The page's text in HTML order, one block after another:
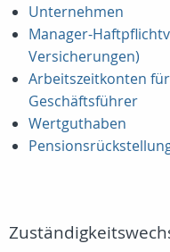
Unternehmen
Manager-
Versicherungen)
Arbeitszeitkonten
Geschäftsführer
Wertguthaben